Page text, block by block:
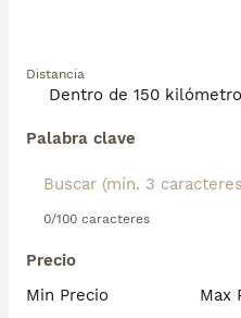
Distancia
Palabra clave
0/100 caracteres
Precio
Min Precio
Max